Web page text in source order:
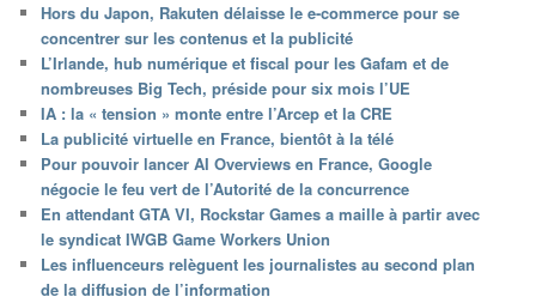
Hors du Japon, Rakuten délaisse le e-commerce pour se
concentrer sur les contenus et la publicité
L’Irlande, hub numérique et fiscal pour les Gafam et de
nombreuses Big Tech, préside pour six mois l’UE
IA : la « tension » monte entre l’Arcep et la CRE
La publicité virtuelle en France, bientôt à la télé
Pour pouvoir lancer AI Overviews en France, Google
négocie le feu vert de l’Autorité de la concurrence
En attendant GTA VI, Rockstar Games a maille à partir avec
le syndicat IWGB Game Workers Union
Les influenceurs relèguent les journalistes au second plan
de la diffusion de l’information